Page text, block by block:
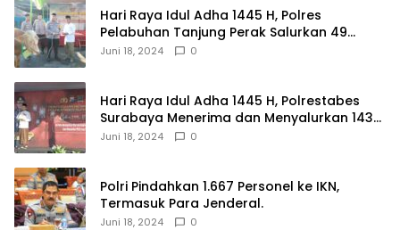
Hari Raya Idul Adha 1445 H, Polres
Pelabuhan Tanjung Perak Salurkan 49
Hewan Korban.
Juni 18, 2024 0
Hari Raya Idul Adha 1445 H, Polrestabes
Surabaya Menerima dan Menyalurkan 143
Hewan Kurban
Juni 18, 2024 0
Polri Pindahkan 1.667 Personel ke IKN,
Termasuk Para Jenderal.
Juni 18, 2024 0